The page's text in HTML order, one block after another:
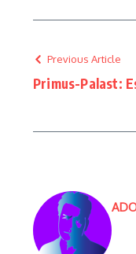
Previous Article
Primus-Palast: